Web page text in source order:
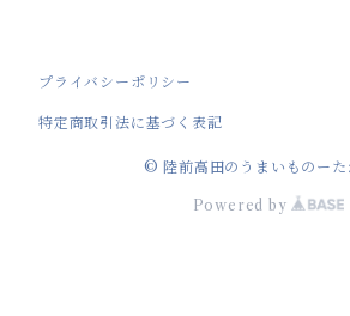
プライバシーポリシー
特定商取引法に基づく表記
© 陸前高田のうまいものーた
Powered by